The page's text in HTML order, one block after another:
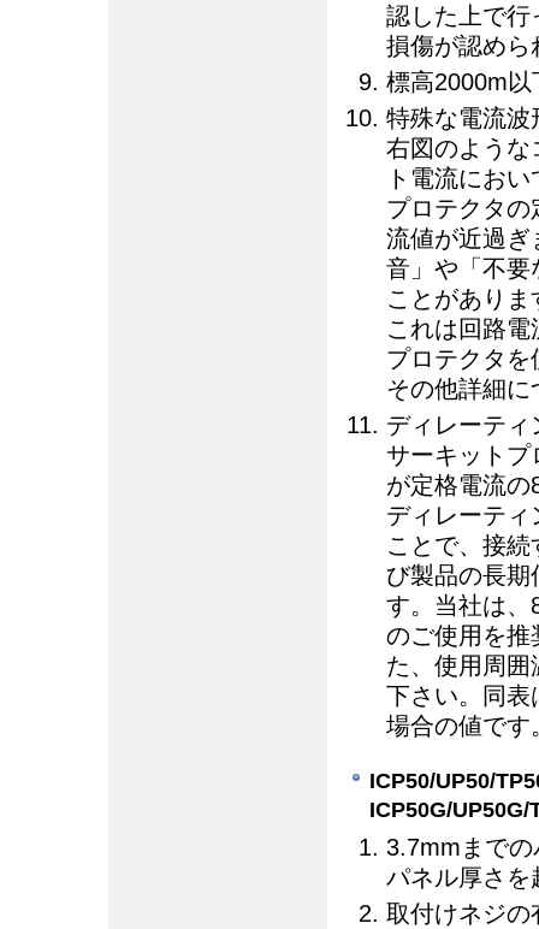
認した上で行
損傷が認めら
標高2000m
特殊な電流波
右図のような
ト電流にお
プロテクタの
流値が近過ぎ
音」や「不要
ことがありま
これは回路
プロテクタ
その他詳細
ディレーティ
サーキットプ
が定格電流の
ディレーティ
ことで、接
び製品の長期
す。当社は、
のご使用を推
た、使用周
下さい。同
場合の値です
ICP50/UP50/
ICP50G/UP50G/
3.7mmまで
パネル厚さを
取付けネジの